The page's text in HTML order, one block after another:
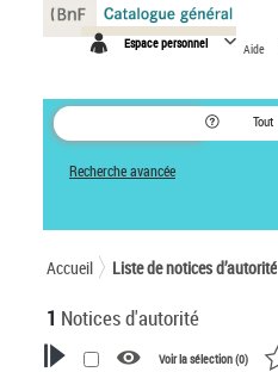
Espace personnel Aide
Tout
Recherche avancée
Accueil Liste de notices d’autorité
1 Notices d'autorité
Voir la sélection (0)
Panneau de gestion des cookies